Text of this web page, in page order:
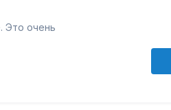
Это очень